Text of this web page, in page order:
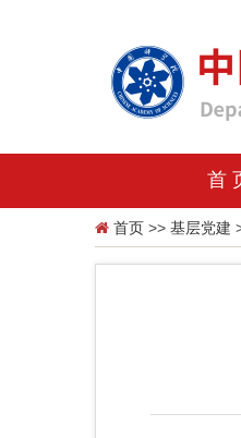
首
首页 >> 基层党建